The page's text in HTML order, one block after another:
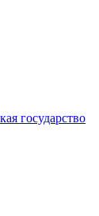
государство